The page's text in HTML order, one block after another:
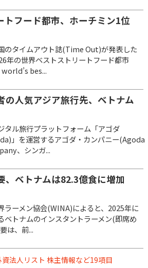
トフード都市、ホーチミン1位
のタイムアウト誌(Time Out)が発表した
年の世界ベストストリートフード都市
bes...
の人気アジア旅行先、ベトナム
タル旅行プラットフォーム「アゴダ
」を運営するアゴダ・カンパニー(Agoda
、シンガ...
、ベトナムは82.3億食に増加
ラーメン協会(WINA)によると、2025年に
ベトナムのインスタントラーメン(即席め
は、前...
資法人リスト 株主情報など19項目